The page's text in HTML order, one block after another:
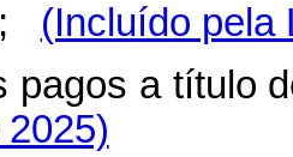
(Incluído pela
pagos a título
2025)